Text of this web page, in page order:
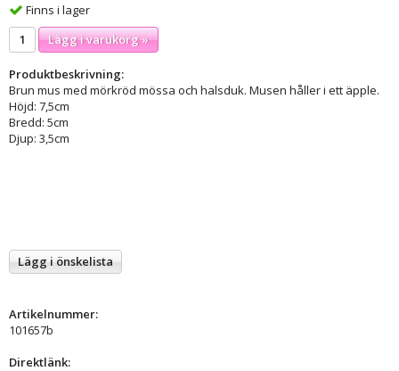
Finns i lager
Lägg i varukorg »
Produktbeskrivning:
Brun mus med mörkröd mössa och halsduk. Musen håller i ett äpple.
Höjd: 7,5cm
Bredd: 5cm
Djup: 3,5cm
Lägg i önskelista
Artikelnummer:
101657b
Direktlänk: